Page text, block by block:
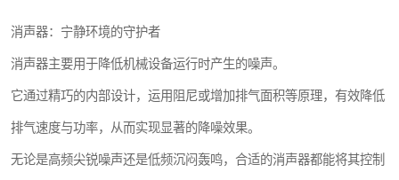
消声器：宁静环境的守护者
消声器主要用于降低机械设备运行时产生的噪声。
它通过精巧的内部设计，运用阻尼或增加排气面积等原理，有效降低
排气速度与功率，从而实现显著的降噪效果。
无论是高频尖锐噪声还是低频沉闷轰鸣，合适的消声器都能将其控制